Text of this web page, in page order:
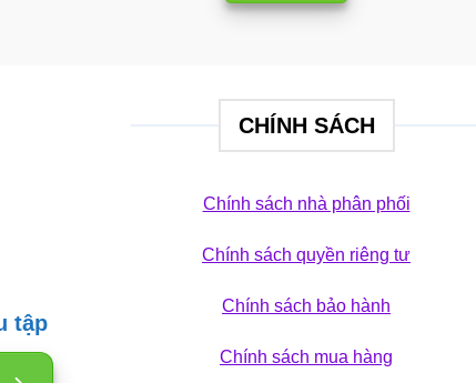
tập
CHÍNH SÁCH
Chính sách nhà phân phối
Chính sách quyền riêng tư
Chính sách bảo hành
Chính sách mua hàng
VƯỜN
pháp
gian
TRANG TRÍ SÂN VƯỜN
Đài phun nước sân vườn
28/12/2025